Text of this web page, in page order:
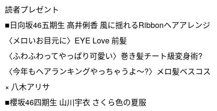
読者プレゼント
■日向坂46五期生 高井俐香 風に揺れるRibbonヘアアレンジ
〈メロいお目元に〉EYE Love 前髪
〈ふわふわってやっぱり可愛い〉巻き髪チート級変身術?
〈今年もヘアランキングやっちゃうよ～?〉メロ髪ベスコス
× 八木アリサ
■櫻坂46四期生 山川宇衣 さくら色の夏服